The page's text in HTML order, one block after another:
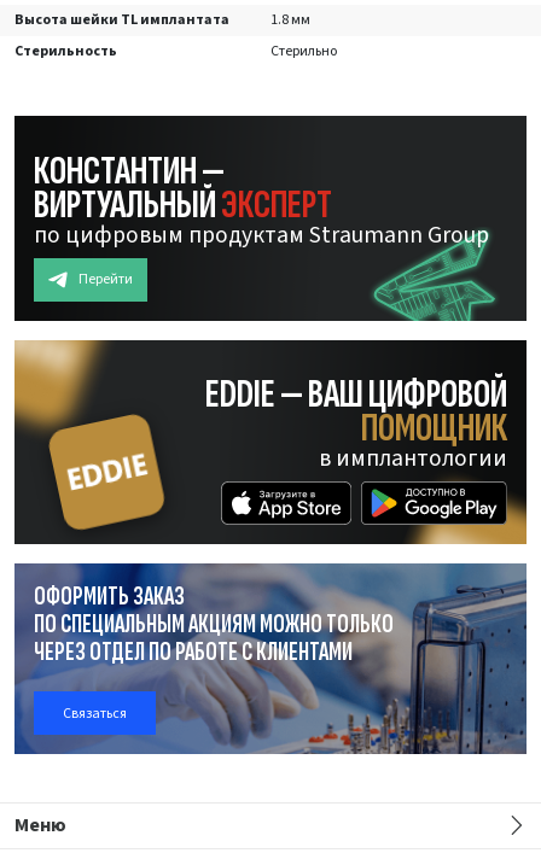
Высота шейки TL имплантата
1.8 мм
Стерильность
Стерильно
КОНСТАНТИН —
ВИРТУАЛЬНЫЙЭКСПЕРТ
по цифровым продуктам Straumann Group
Перейти
EDDIE — ВАШ ЦИФРОВОЙ
ПОМОЩНИК
в имплантологии
ОФОРМИТЬ ЗАКАЗ
ПО СПЕЦИАЛЬНЫМ АКЦИЯМ МОЖНО ТОЛЬКО
ЧЕРЕЗ ОТДЕЛПО РАБОТЕС КЛИЕНТАМИ
Связаться
Меню